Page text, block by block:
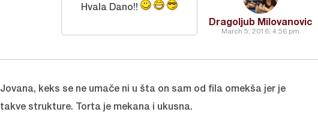
Dragoljub Milovanovic
March 5, 2016, 4:56 pm
Hvala Dano!!
Jovana, keks se ne umače ni u šta on sam od fila omekša jer je
takve strukture. Torta je mekana i ukusna.